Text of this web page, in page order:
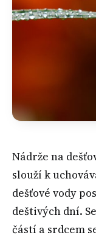
Nádrže na
slouží k
dešťové vody
deštivých dní.
částí a srdcem